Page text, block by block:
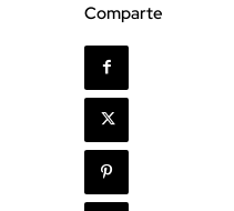
Comparte